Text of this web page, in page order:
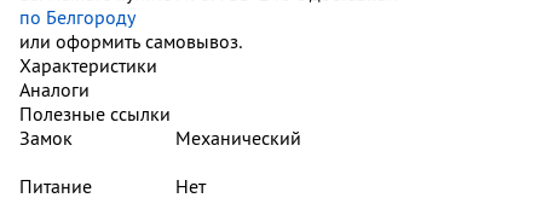
по Белгороду
или оформить самовывоз.
Характеристики
Аналоги
Полезные ссылки
Замок
Механический
Питание
Нет